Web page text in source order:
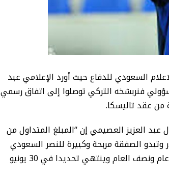
السعودي للدفاع حيث أورد الإعلامي عبد
فنربشخه التركي توصلوا إلى اتفاق رسمي
عقد تاليسكا.
عبد العزيز العصيمي إن “المبلغ المتداول من
الدوري التركي تناهز 18 مليون دولار وتبدو الصفقة مربحة وكبيرة للنصر السعودي
باعتبار أن لاعب الوسط الهجومي البرازيلي ما يزال في عقده عام ونصف العام وينتهي تحديدا في 30 يونيو